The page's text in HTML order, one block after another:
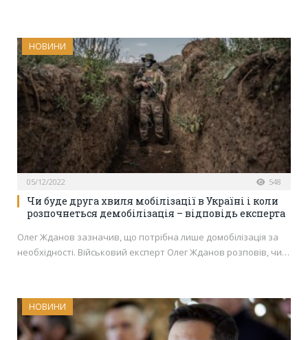
НОВИНИ
05/12/2022 548
Чи буде друга хвиля мобілізації в Україні і коли
розпочнеться демобілізація – відповідь експерта
Олег Жданов зазначив, що потрібна лише домобілізація за
необхідності. Військовий експерт Олег Жданов розповів, чи…
НОВИНИ